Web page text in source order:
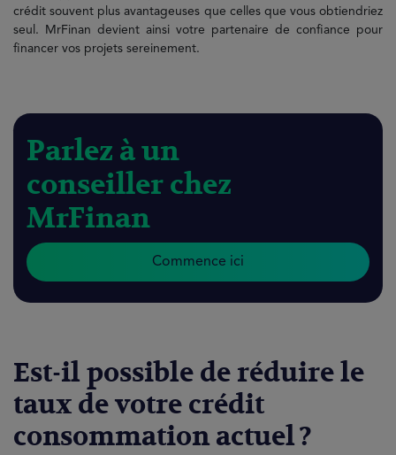
crédit souvent plus avantageuses que celles que vous obtiendriez
seul. MrFinan devient ainsi votre partenaire de confiance pour
financer vos projets sereinement.
Parlez à un
conseiller chez
MrFinan
Commence ici
Est-il possible de réduire le
taux de votre crédit
consommation actuel ?